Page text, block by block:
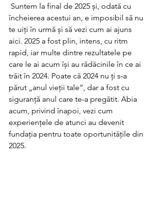
încheierea acestui an, e imposibil să nu
te uiți în urmă și să vezi cum ai ajuns
aici. 2025 a fost plin, intens, cu ritm
rapid, iar multe dintre rezultatele pe
care le ai acum își au rădăcinile în ce ai
trăit în 2024. Poate că 2024 nu ți s-a
părut „anul vieții tale”, dar a fost cu
siguranță anul care te-a pregătit. Abia
acum, privind înapoi, vezi cum
experiențele de atunci au devenit
fundația pentru toate oportunitățile din
2025.